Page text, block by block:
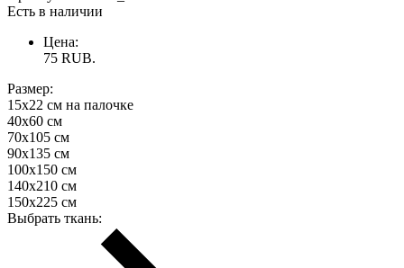
Есть в наличии
Цена:
75 RUB.
Размер:
15х22 см на палочке
40х60 см
70х105 см
90х135 см
100х150 см
140х210 см
150х225 см
Выбрать ткань: